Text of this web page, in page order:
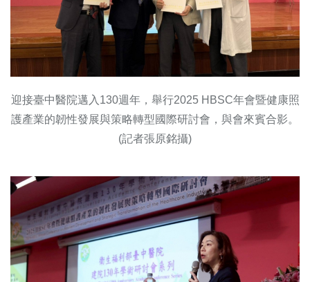
迎接臺中醫院邁入130週年，舉行2025 HBSC年會暨健康照
護產業的韌性發展與策略轉型國際研討會，與會來賓合影。
(記者張原銘攝)